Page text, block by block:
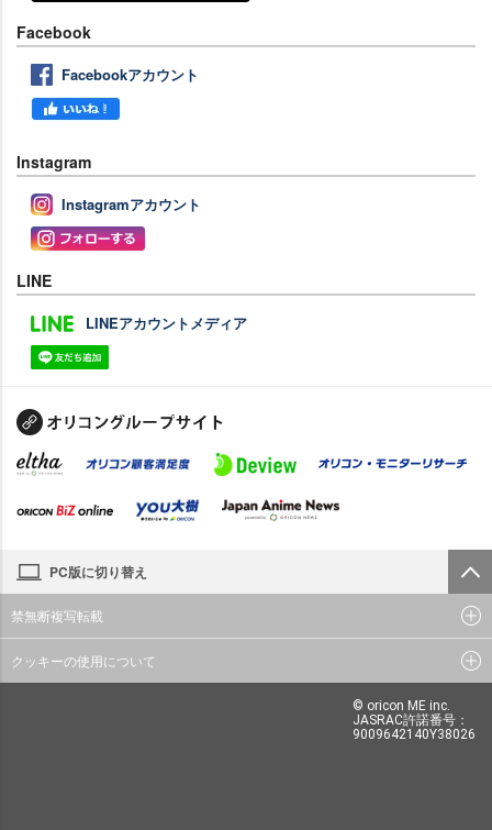
Facebook
Facebookアカウント
Instagram
Instagramアカウント
LINE
LINEアカウントメディア
PC版に切り替え
禁無断複写転載
クッキーの使用について
© oricon ME inc.
JASRAC許諾番号：
9009642140Y38026